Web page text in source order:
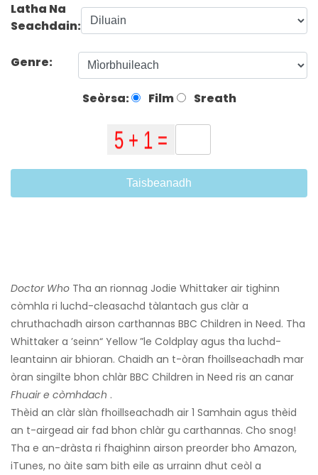
Latha Na
Seachdain:
Genre:
Seòrsa: Film Sreath
Taisbeanadh
Doctor Who Tha an rionnag Jodie Whittaker air tighinn
còmhla ri luchd-cleasachd tàlantach gus clàr a
chruthachadh airson carthannas BBC Children in Need. Tha
Whittaker a ’seinn“ Yellow ”le Coldplay agus tha luchd-
leantainn air bhioran. Chaidh an t-òran fhoillseachadh mar
òran singilte bhon chlàr BBC Children in Need ris an canar
Fhuair e còmhdach .
Thèid an clàr slàn fhoillseachadh air 1 Samhain agus thèid
an t-airgead air fad bhon chlàr gu carthannas. Cho snog!
Tha e an-dràsta ri fhaighinn airson preorder bho Amazon,
iTunes, no àite sam bith eile as urrainn dhut ceòl a